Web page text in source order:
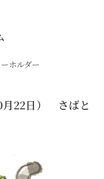
ホルダー
月22日） さばと